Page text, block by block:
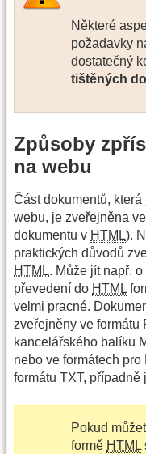
Některé
požadavky
dostatečný
tištěných
Způsoby
na webu
Část dokumentů,
webu, je zveřejněna
dokumentu v HTML).
praktických důvodů
HTML. Může jít např.
převedení do HTML
velmi pracné.
zveřejněny ve formátu
kancelářského balíku
nebo ve formátech pro
formátu TXT, případně
Pokud
formě HTML